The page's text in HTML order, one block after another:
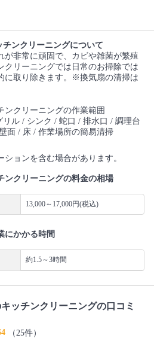
ンクリーニングについて
が非常に頑固で、カビや雑菌が繁殖
クリーニングでは日常のお掃除では
に取り除きます。※換気扇の清掃は
クリーニングの作業範囲
ル / シンク / 蛇口 / 排水口 / 調理台
面 / 床 / 作業場所の簡易清掃
ョンを含む場合があります。
ンクリーニングの料金の相場
13,000～17,000円(税込)
にかかる時間
約1.5～3時間
ッチンクリーニングの口コミ
（25件）